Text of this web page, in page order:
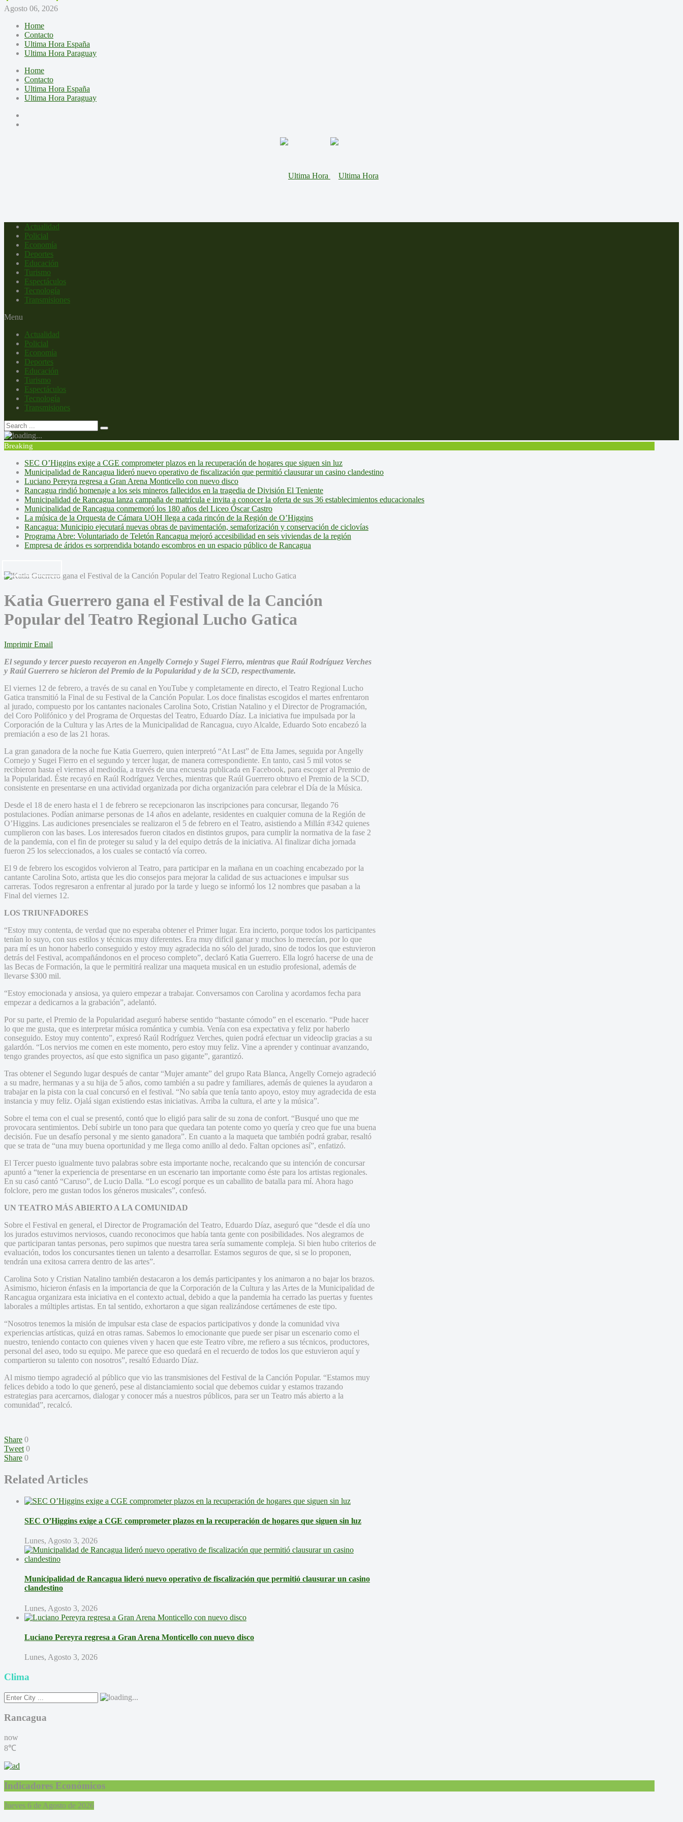
Agosto 06, 2026
Home
Contacto
Ultima Hora España
Ultima Hora Paraguay
Home
Contacto
Ultima Hora España
Ultima Hora Paraguay
Actualidad
Policial
Economía
Deportes
Educación
Turismo
Espectáculos
Tecnología
Transmisiones
Menu
Actualidad
Policial
Economía
Deportes
Educación
Turismo
Espectáculos
Tecnología
Transmisiones
Breaking
SEC O’Higgins exige a CGE comprometer plazos en la recuperación de hogares que siguen sin luz
Municipalidad de Rancagua lideró nuevo operativo de fiscalización que permitió clausurar un casino clandestino
Luciano Pereyra regresa a Gran Arena Monticello con nuevo disco
Rancagua rindió homenaje a los seis mineros fallecidos en la tragedia de División El Teniente
Municipalidad de Rancagua lanza campaña de matrícula e invita a conocer la oferta de sus 36 establecimientos educacionales
Municipalidad de Rancagua conmemoró los 180 años del Liceo Óscar Castro
La música de la Orquesta de Cámara UOH llega a cada rincón de la Región de O’Higgins
Rancagua: Municipio ejecutará nuevas obras de pavimentación, semaforización y conservación de ciclovías
Programa Abre: Voluntariado de Teletón Rancagua mejoró accesibilidad en seis viviendas de la región
Empresa de áridos es sorprendida botando escombros en un espacio público de Rancagua
Katia Guerrero gana el Festival de la Canción
Popular del Teatro Regional Lucho Gatica
Imprimir Email
El segundo y tercer puesto recayeron en Angelly Cornejo y Sugei Fierro, mientras que Raúl Rodríguez Verches
y Raúl Guerrero se hicieron del Premio de la Popularidad y de la SCD, respectivamente.
El viernes 12 de febrero, a través de su canal en YouTube y completamente en directo, el Teatro Regional Lucho
Gatica transmitió la Final de su Festival de la Canción Popular. Los doce finalistas escogidos el martes enfrentaron
al jurado, compuesto por los cantantes nacionales Carolina Soto, Cristian Natalino y el Director de Programación,
del Coro Polifónico y del Programa de Orquestas del Teatro, Eduardo Díaz. La iniciativa fue impulsada por la
Corporación de la Cultura y las Artes de la Municipalidad de Rancagua, cuyo Alcalde, Eduardo Soto encabezó la
premiación a eso de las 21 horas.
La gran ganadora de la noche fue Katia Guerrero, quien interpretó “At Last” de Etta James, seguida por Angelly
Cornejo y Sugei Fierro en el segundo y tercer lugar, de manera correspondiente. En tanto, casi 5 mil votos se
recibieron hasta el viernes al mediodía, a través de una encuesta publicada en Facebook, para escoger al Premio de
la Popularidad. Éste recayó en Raúl Rodríguez Verches, mientras que Raúl Guerrero obtuvo el Premio de la SCD,
consistente en presentarse en una actividad organizada por dicha organización para celebrar el Día de la Música.
Desde el 18 de enero hasta el 1 de febrero se recepcionaron las inscripciones para concursar, llegando 76
postulaciones. Podían animarse personas de 14 años en adelante, residentes en cualquier comuna de la Región de
O’Higgins. Las audiciones presenciales se realizaron el 5 de febrero en el Teatro, asistiendo a Millán #342 quienes
cumplieron con las bases. Los interesados fueron citados en distintos grupos, para cumplir la normativa de la fase 2
de la pandemia, con el fin de proteger su salud y la del equipo detrás de la iniciativa. Al finalizar dicha jornada
fueron 25 los seleccionados, a los cuales se contactó vía correo.
El 9 de febrero los escogidos volvieron al Teatro, para participar en la mañana en un coaching encabezado por la
cantante Carolina Soto, artista que les dio consejos para mejorar la calidad de sus actuaciones e impulsar sus
carreras. Todos regresaron a enfrentar al jurado por la tarde y luego se informó los 12 nombres que pasaban a la
Final del viernes 12.
LOS TRIUNFADORES
“Estoy muy contenta, de verdad que no esperaba obtener el Primer lugar. Era incierto, porque todos los participantes
tenían lo suyo, con sus estilos y técnicas muy diferentes. Era muy difícil ganar y muchos lo merecían, por lo que
para mí es un honor haberlo conseguido y estoy muy agradecida no sólo del jurado, sino de todos los que estuvieron
detrás del Festival, acompañándonos en el proceso completo”, declaró Katia Guerrero. Ella logró hacerse de una de
las Becas de Formación, la que le permitirá realizar una maqueta musical en un estudio profesional, además de
llevarse $300 mil.
“Estoy emocionada y ansiosa, ya quiero empezar a trabajar. Conversamos con Carolina y acordamos fecha para
empezar a dedicarnos a la grabación”, adelantó.
Por su parte, el Premio de la Popularidad aseguró haberse sentido “bastante cómodo” en el escenario. “Pude hacer
lo que me gusta, que es interpretar música romántica y cumbia. Venía con esa expectativa y feliz por haberlo
conseguido. Estoy muy contento”, expresó Raúl Rodríguez Verches, quien podrá efectuar un videoclip gracias a su
galardón. “Los nervios me comen en este momento, pero estoy muy feliz. Vine a aprender y continuar avanzando,
tengo grandes proyectos, así que esto significa un paso gigante”, garantizó.
Tras obtener el Segundo lugar después de cantar “Mujer amante” del grupo Rata Blanca, Angelly Cornejo agradeció
a su madre, hermanas y a su hija de 5 años, como también a su padre y familiares, además de quienes la ayudaron a
trabajar en la pista con la cual concursó en el festival. “No sabía que tenía tanto apoyo, estoy muy agradecida de esta
instancia y muy feliz. Ojalá sigan existiendo estas iniciativas. Arriba la cultura, el arte y la música”.
Sobre el tema con el cual se presentó, contó que lo eligió para salir de su zona de confort. “Busqué uno que me
provocara sentimientos. Debí subirle un tono para que quedara tan potente como yo quería y creo que fue una buena
decisión. Fue un desafío personal y me siento ganadora”. En cuanto a la maqueta que también podrá grabar, resaltó
que se trata de “una muy buena oportunidad y me llega como anillo al dedo. Faltan opciones así”, enfatizó.
El Tercer puesto igualmente tuvo palabras sobre esta importante noche, recalcando que su intención de concursar
apuntó a “tener la experiencia de presentarse en un escenario tan importante como éste para los artistas regionales.
En su casó cantó “Caruso”, de Lucio Dalla. “Lo escogí porque es un caballito de batalla para mí. Ahora hago
folclore, pero me gustan todos los géneros musicales”, confesó.
UN TEATRO MÁS ABIERTO A LA COMUNIDAD
Sobre el Festival en general, el Director de Programación del Teatro, Eduardo Díaz, aseguró que “desde el día uno
los jurados estuvimos nerviosos, cuando reconocimos que había tanta gente con posibilidades. Nos alegramos de
que participaran tantas personas, pero supimos que nuestra tarea sería sumamente compleja. Si bien hubo criterios de
evaluación, todos los concursantes tienen un talento a desarrollar. Estamos seguros de que, si se lo proponen,
tendrán una exitosa carrera dentro de las artes”.
Carolina Soto y Cristian Natalino también destacaron a los demás participantes y los animaron a no bajar los brazos.
Asimismo, hicieron énfasis en la importancia de que la Corporación de la Cultura y las Artes de la Municipalidad de
Rancagua organizara esta iniciativa en el contexto actual, debido a que la pandemia ha cerrado las puertas y fuentes
laborales a múltiples artistas. En tal sentido, exhortaron a que sigan realizándose certámenes de este tipo.
“Nosotros tenemos la misión de impulsar esta clase de espacios participativos y donde la comunidad viva
experiencias artísticas, quizá en otras ramas. Sabemos lo emocionante que puede ser pisar un escenario como el
nuestro, teniendo contacto con quienes viven y hacen que este Teatro vibre, me refiero a sus técnicos, productores,
personal del aseo, todo su equipo. Me parece que eso quedará en el recuerdo de todos los que estuvieron aquí y
compartieron su talento con nosotros”, resaltó Eduardo Díaz.
Al mismo tiempo agradeció al público que vio las transmisiones del Festival de la Canción Popular. “Estamos muy
felices debido a todo lo que generó, pese al distanciamiento social que debemos cuidar y estamos trazando
estrategias para acercarnos, dialogar y conocer más a nuestros públicos, para ser un Teatro más abierto a la
comunidad”, recalcó.
Share 0
Tweet 0
Share 0
Related Articles
SEC O’Higgins exige a CGE comprometer plazos en la recuperación de hogares que siguen sin luz
Lunes, Agosto 3, 2026
Municipalidad de Rancagua lideró nuevo operativo de fiscalización que permitió clausurar un casino
clandestino
Lunes, Agosto 3, 2026
Luciano Pereyra regresa a Gran Arena Monticello con nuevo disco
Lunes, Agosto 3, 2026
Clima
Rancagua
now
8℃
Indicadores Económicos
Jueves 6 de Agosto de 2026